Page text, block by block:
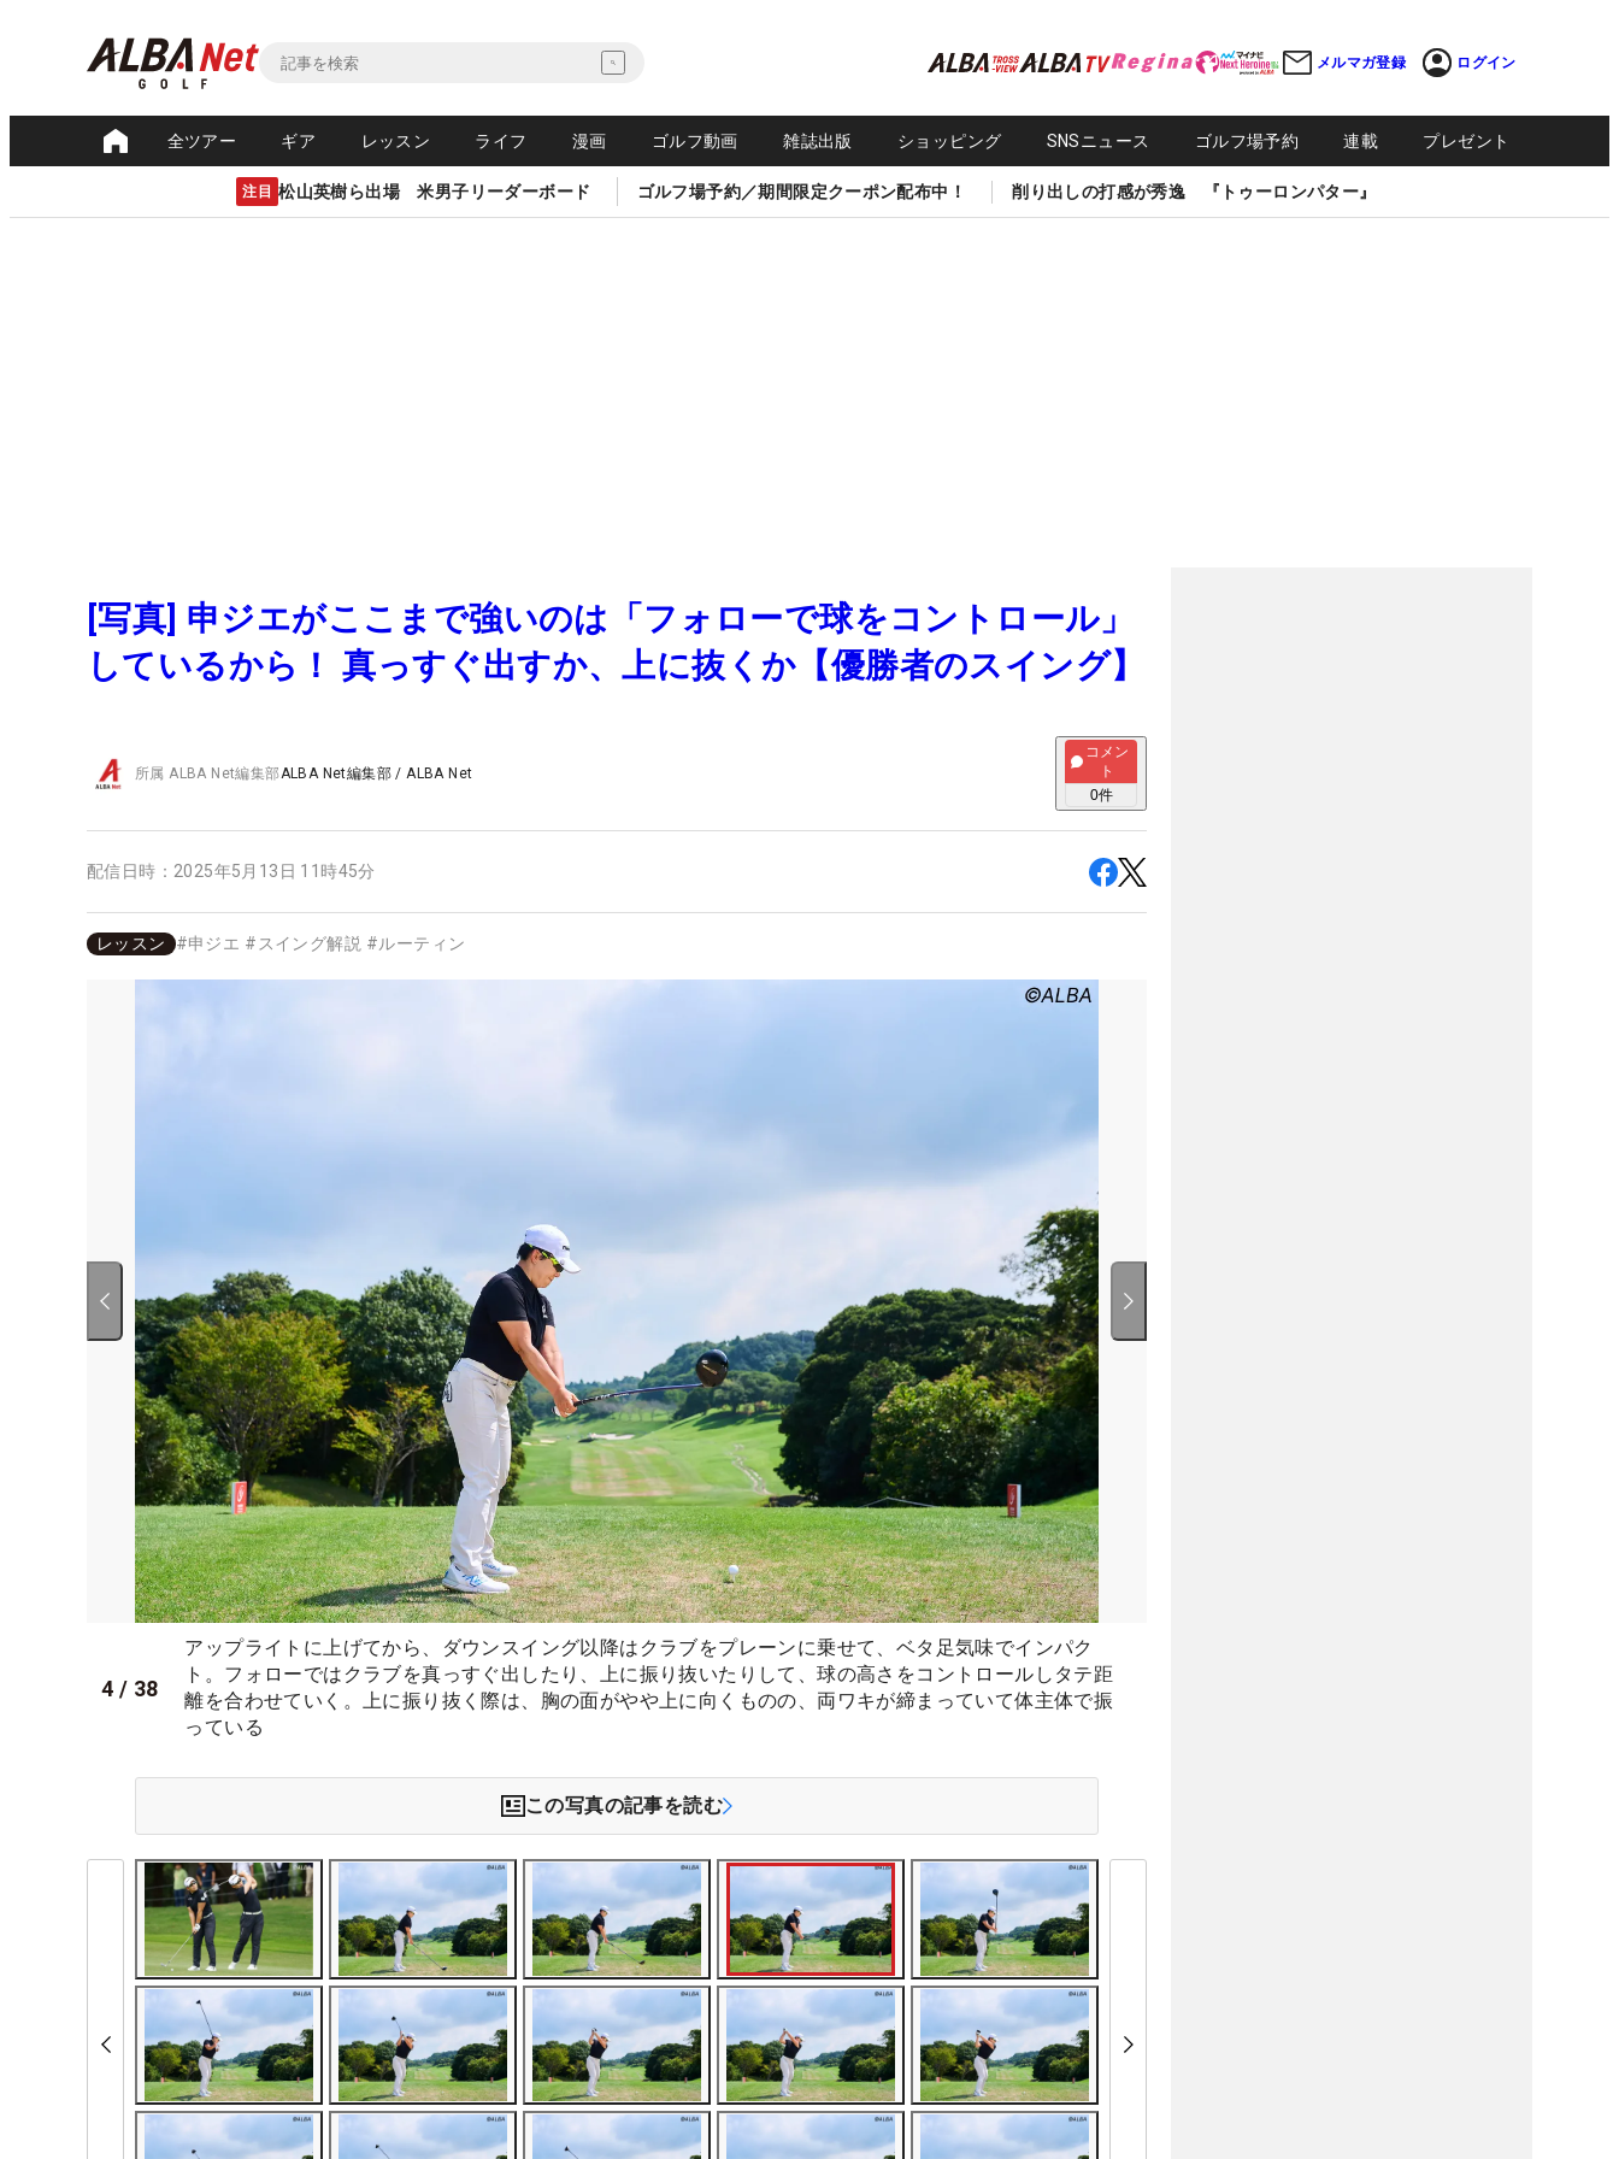
メルマガ登録 ログイン
全ツアー ギア レッスン ライフ 漫画 ゴルフ動画 雑誌出版 ショッピング SNSニュース ゴルフ場予約 連載 プレゼント
注目 松山英樹ら出場 米男子リーダーボード ゴルフ場予約／期間限定クーポン配布中！ 削り出しの打感が秀逸 『トゥーロンパター』
[写真] 申ジエがここまで強いのは「フォローで球をコントロール」
しているから！ 真っすぐ出すか、上に抜くか【優勝者のスイング】
所属ALBA Net編集部ALBA Net編集部 /ALBA Net
コメン
ト
0件
配信日時： 2025年5月13日 11時45分
レッスン #申ジエ #スイング解説 #ルーティン
4 / 38
アップライトに上げてから、ダウンスイング以降はクラブをプレーンに乗せて、ベタ足気味でインパク
ト。フォローではクラブを真っすぐ出したり、上に振り抜いたりして、球の高さをコントロールしタテ距
離を合わせていく。上に振り抜く際は、胸の面がやや上に向くものの、両ワキが締まっていて体主体で振
っている
この写真の記事を読む